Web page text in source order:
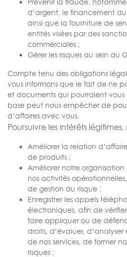
Prévenir la fraude,
d’argent, le financement
ainsi que la fourniture de
entités visées par des
commerciales ;
Gérer les risques au sein du
Compte tenu des obligations
vous informons que le fait de ne
et documents qui pourraient
base peut nous empêcher de
d’affaires avec vous.
Poursuivre les intérêts
Améliorer la relation
de produits ;
Améliorer notre
nos activités
de gestion du risque ;
Enregistrer les appels
électroniques, afin de
faire appliquer ou de
droits, d’évaluer,
de nos services, de former
risques ;